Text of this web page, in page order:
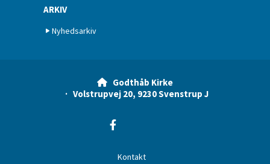
ARKIV
Nyhedsarkiv

Godthåb Kirke
· Volstrupvej 20, 9230 Svenstrup J
Kontakt